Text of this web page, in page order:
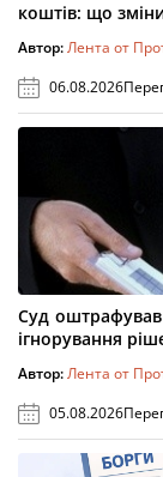
коштів: що
Автор:Лента от
06.08.2026
Суд оштрафував
ігнорування
Автор:Лента от
05.08.2026